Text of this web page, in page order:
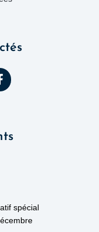
spécial